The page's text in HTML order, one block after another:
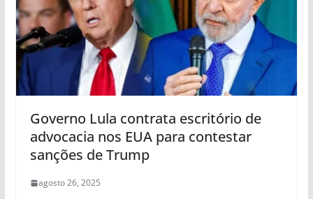
Governo Lula contrata escritório de
advocacia nos EUA para contestar
sanções de Trump
agosto 26, 2025